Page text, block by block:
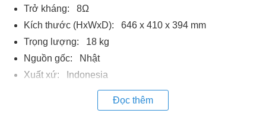
Trở kháng: 8Ω
Kích thước (HxWxD): 646 x 410 x 394 mm
Trọng lượng: 18 kg
Nguồn gốc: Nhật
Xuất xứ: Indonesia
Đọc thêm